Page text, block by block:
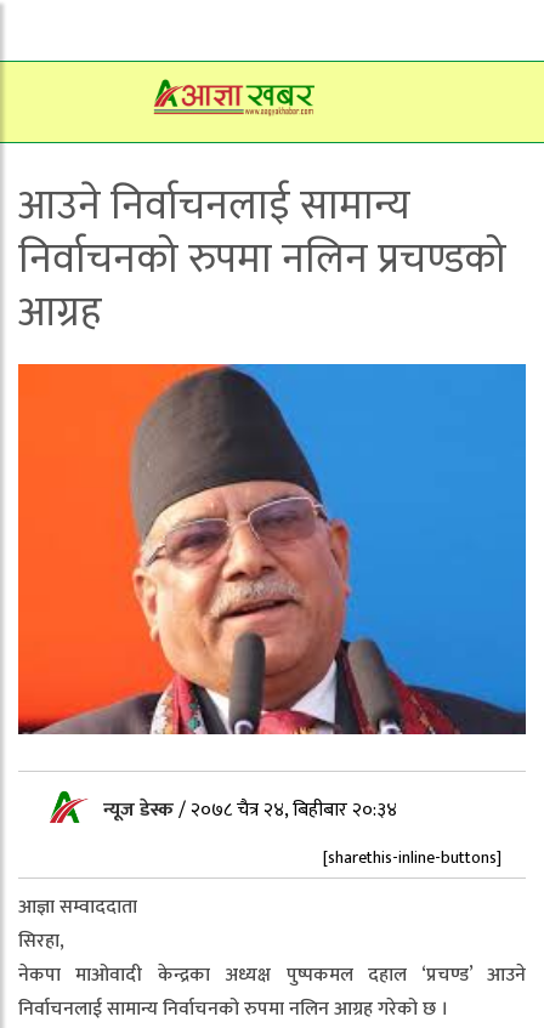
आउने निर्वाचनलाई सामान्य
निर्वाचनको रुपमा नलिन प्रचण्डको
आग्रह
न्यूज डेस्क/२०७८ चैत्र २४, बिहीबार २०:३४
[sharethis-inline-buttons]
आज्ञा सम्वाददाता
सिरहा,
नेकपा माओवादी केन्द्रका अध्यक्ष पुष्पकमल दहाल ‘प्रचण्ड’ आउने
निर्वाचनलाई सामान्य निर्वाचनको रुपमा नलिन आग्रह गरेको छ ।